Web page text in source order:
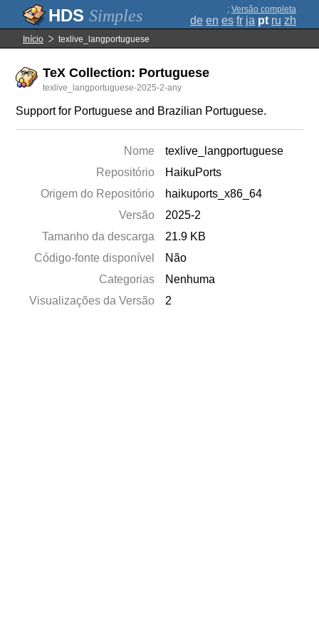
Simples ; Versão completa
de en es fr ja pt ru zh
Início texlive_langportuguese
TeX Collection: Portuguese
texlive_langportuguese-2025-2-any
Support for Portuguese and Brazilian Portuguese.
Nome
texlive_langportuguese
Repositório
HaikuPorts
Origem do Repositório
haikuports_x86_64
Versão
2025-2
Tamanho da descarga
21.9 KB
Código-fonte disponível
Não
Categorias
Nenhuma
Visualizações da Versão
2